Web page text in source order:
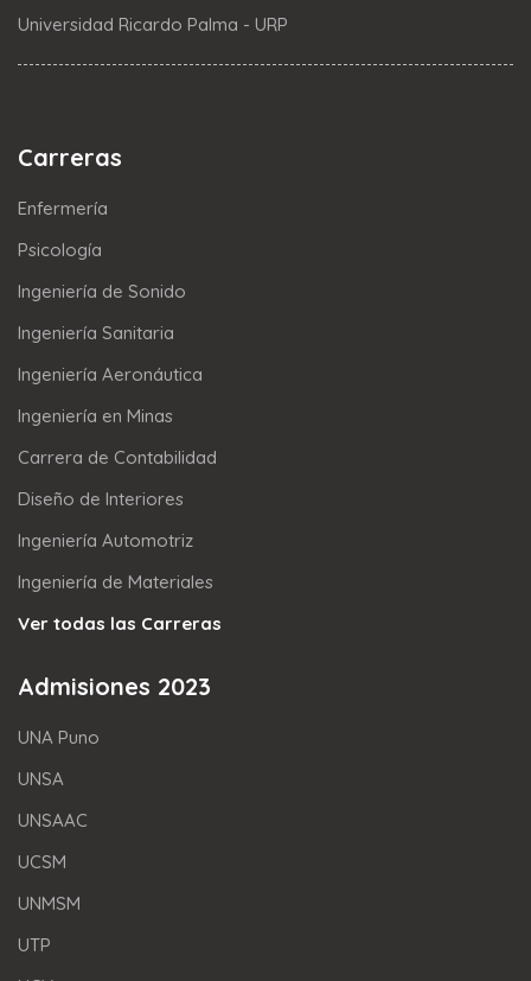
Universidad Ricardo Palma - URP
Carreras
Enfermería
Psicología
Ingeniería de Sonido
Ingeniería Sanitaria
Ingeniería Aeronáutica
Ingeniería en Minas
Carrera de Contabilidad
Diseño de Interiores
Ingeniería Automotriz
Ingeniería de Materiales
Ver todas las Carreras
Admisiones 2023
UNA Puno
UNSA
UNSAAC
UCSM
UNMSM
UTP